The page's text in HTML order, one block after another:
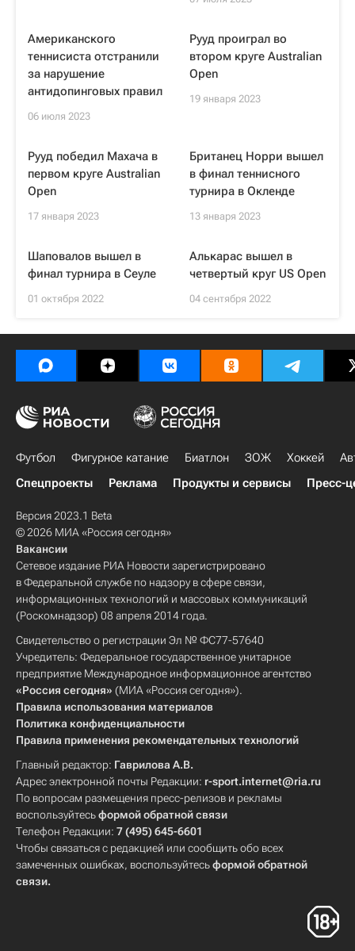
Американского
теннисиста отстранили
за нарушение
антидопинговых правил
06 июля 2023
Рууд проиграл во
втором круге Australian
Open
19 января 2023
Рууд победил Махача в
первом круге Australian
Open
17 января 2023
Британец Норри вышел
в финал теннисного
турнира в Окленде
13 января 2023
Шаповалов вышел в
финал турнира в Сеуле
01 октября 2022
Алькарас вышел в
четвертый круг US Open
04 сентября 2022
Футбол Фигурное катание Биатлон ЗОЖ Хоккей
Спецпроекты
Реклама Продукты и сервисы Пресс-
Версия 2023.1 Beta
© 2026 МИА «Россия сегодня»
Вакансии
Сетевое издание РИА Новости зарегистрировано
в Федеральной службе по надзору в сфере связи,
информационных технологий и массовых коммуникаций
(Роскомнадзор) 08 апреля 2014 года.
Свидетельство о регистрации Эл № ФС77-57640
Учредитель: Федеральное государственное унитарное
предприятие Международное информационное агентство
«Россия сегодня» (МИА «Россия сегодня»).
Правила использования материалов
Политика конфиденциальности
Правила применения рекомендательных технологий
Главный редактор: Гаврилова А.В.
Адрес электронной почты Редакции: r-sport.internet@ria.ru
По вопросам размещения пресс-релизов и рекламы
воспользуйтесьформой обратной связи
Телефон Редакции: 7 (495) 645-6601
Чтобы связаться с редакцией или сообщить обо всех
замеченных ошибках, воспользуйтесьформой обратной
связи.